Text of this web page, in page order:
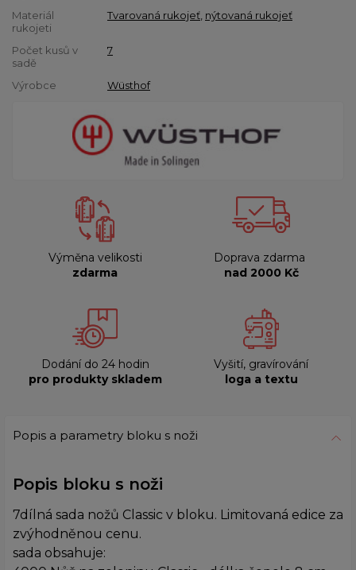
Materiál
rukojeti
Tvarovaná rukojeť nýtovaná rukojeť
Počet kusů v
sadě
7
Výrobce Wüsthof
Výměna velikosti
zdarma
Doprava zdarma
nad 2000 Kč
Dodání do 24 hodin
pro produkty skladem
Vyšití, gravírování
loga a textu
Popis a parametry bloku s noži
Popis bloku s noži
7dílná sada nožů Classic v bloku. Limitovaná edice za
zvýhodněnou cenu.
sada obsahuje: